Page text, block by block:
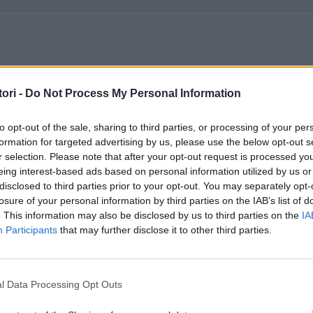
- Do Not Process My Personal Information
opt-out of the sale, sharing to third parties, or processing of your
for targeted advertising by us, please use the below opt-out
selection. Please note that after your opt-out request is processed
interest-based ads based on personal information utilized by us
to third parties prior to your opt-out. You may separately
of your personal information by third parties on the IAB’s list of
This information may also be disclosed by us to third parties on the
Participants that may further disclose it to other third parties.
Data Processing Opt Outs
nocturnes (ejaculacions involuntàries mentre dorms) són una
sense recordar cap somni.
surti més semen que quan et masturbes. Això no vol dir que et
durant la nit el cos té diferents fases de son i fa que el cos estigui
i no cal que et preocupis!